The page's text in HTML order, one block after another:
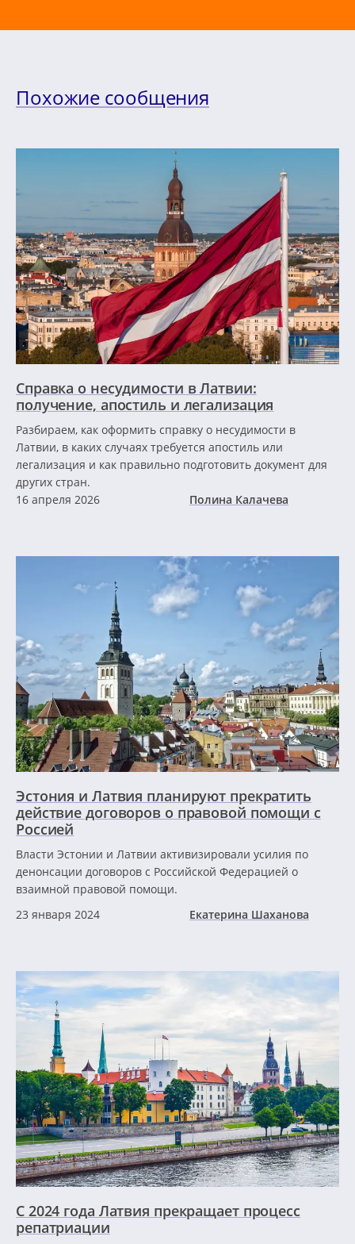
Похожие сообщения
Справка о несудимости в Латвии:
получение, апостиль и легализация
Разбираем, как оформить справку о несудимости в
Латвии, в каких случаях требуется апостиль или
легализация и как правильно подготовить документ для
других стран.
16 апреля 2026
Полина Калачева
Эстония и Латвия планируют прекратить
действие договоров о правовой помощи с
Россией
Власти Эстонии и Латвии активизировали усилия по
денонсации договоров с Российской Федерацией о
взаимной правовой помощи.
23 января 2024
Екатерина Шаханова
С 2024 года Латвия прекращает процесс
репатриации